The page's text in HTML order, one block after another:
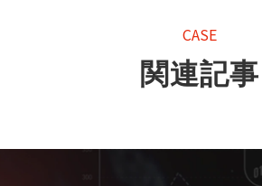
CASE
関連記事